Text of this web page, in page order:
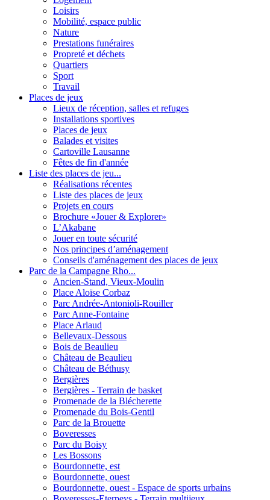
Loisirs
Mobilité, espace public
Nature
Prestations funéraires
Propreté et déchets
Quartiers
Sport
Travail
Places de jeux
Lieux de réception, salles et refuges
Installations sportives
Places de jeux
Balades et visites
Cartoville Lausanne
Fêtes de fin d'année
Liste des places de jeu...
Réalisations récentes
Liste des places de jeux
Projets en cours
Brochure «Jouer & Explorer»
L’Akabane
Jouer en toute sécurité
Nos principes d’aménagement
Conseils d'aménagement des places de jeux
Parc de la Campagne Rho...
Ancien-Stand, Vieux-Moulin
Place Aloïse Corbaz
Parc Andrée-Antonioli-Rouiller
Parc Anne-Fontaine
Place Arlaud
Bellevaux-Dessous
Bois de Beaulieu
Château de Beaulieu
Château de Béthusy
Bergières
Bergières - Terrain de basket
Promenade de la Blécherette
Promenade du Bois-Gentil
Parc de la Brouette
Boveresses
Parc du Boisy
Les Bossons
Bourdonnette, est
Bourdonnette, ouest
Bourdonnette, ouest - Espace de sports urbains